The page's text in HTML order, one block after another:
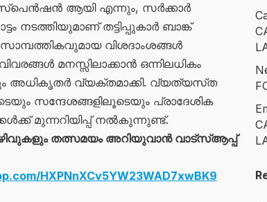
ആയി എന്നും, സർക്കാർ
നടത്തിയുമാണ് തട്ടിപ്പുകാർ ബാങ്ക്
വിശദാംശങ്ങൾ
മനസ്സിലാക്കാൻ ഒന്നിലധികം
അധികൃതർ വ്യക്തമാക്കി. വ്യത്യസ്‌ത
സന്ദേശങ്ങളിലൂടെയും പ്രാദേശിക
മുന്നറിയിപ്പ് നൽകുന്നുണ്ട്.
തത്സമയം അറിയുവാൻ വാട്സ്ആപ്പ്
HXPNnXCv5YW23WAD7xwBK9